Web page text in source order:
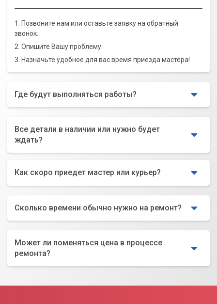
1. Позвоните нам или оставьте заявку на обратный
звонок.
2. Опишите Вашу проблему.
3. Назначьте удобное для вас время приезда мастера!
Где будут выполняться работы?
Все детали в наличии или нужно будет
ждать?
Как скоро приедет мастер или курьер?
Сколько времени обычно нужно на ремонт?
Может ли поменяться цена в процессе
ремонта?